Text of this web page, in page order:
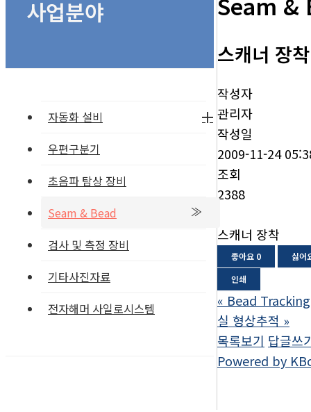
사업분야
자동화 설비
우편구분기
초음파 탐상 장비
Seam & Bead
검사 및 측정 장비
기타사진자료
전자해머 사일로시스템
스캐너 장착
작성자
관리자
작성일
2009-11-24
조회
2388
스캐너 장착
좋아요 0
싫어
인쇄
« Bead
실 형상추적 »
목록보기 답글쓰
Powered by